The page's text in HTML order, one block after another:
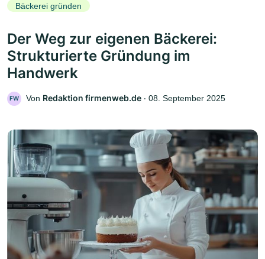
Bäckerei gründen
Der Weg zur eigenen Bäckerei:
Strukturierte Gründung im
Handwerk
FW Von Redaktion firmenweb.de ‧ 08. September 2025